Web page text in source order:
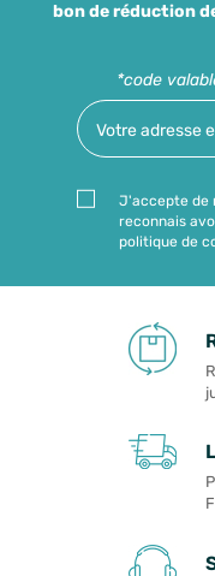
bon de réduction
*code
J'accepte de
reconnais
politique de